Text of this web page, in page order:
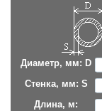
Диаметр, мм: D
Стенка, мм: S
Длина, м: